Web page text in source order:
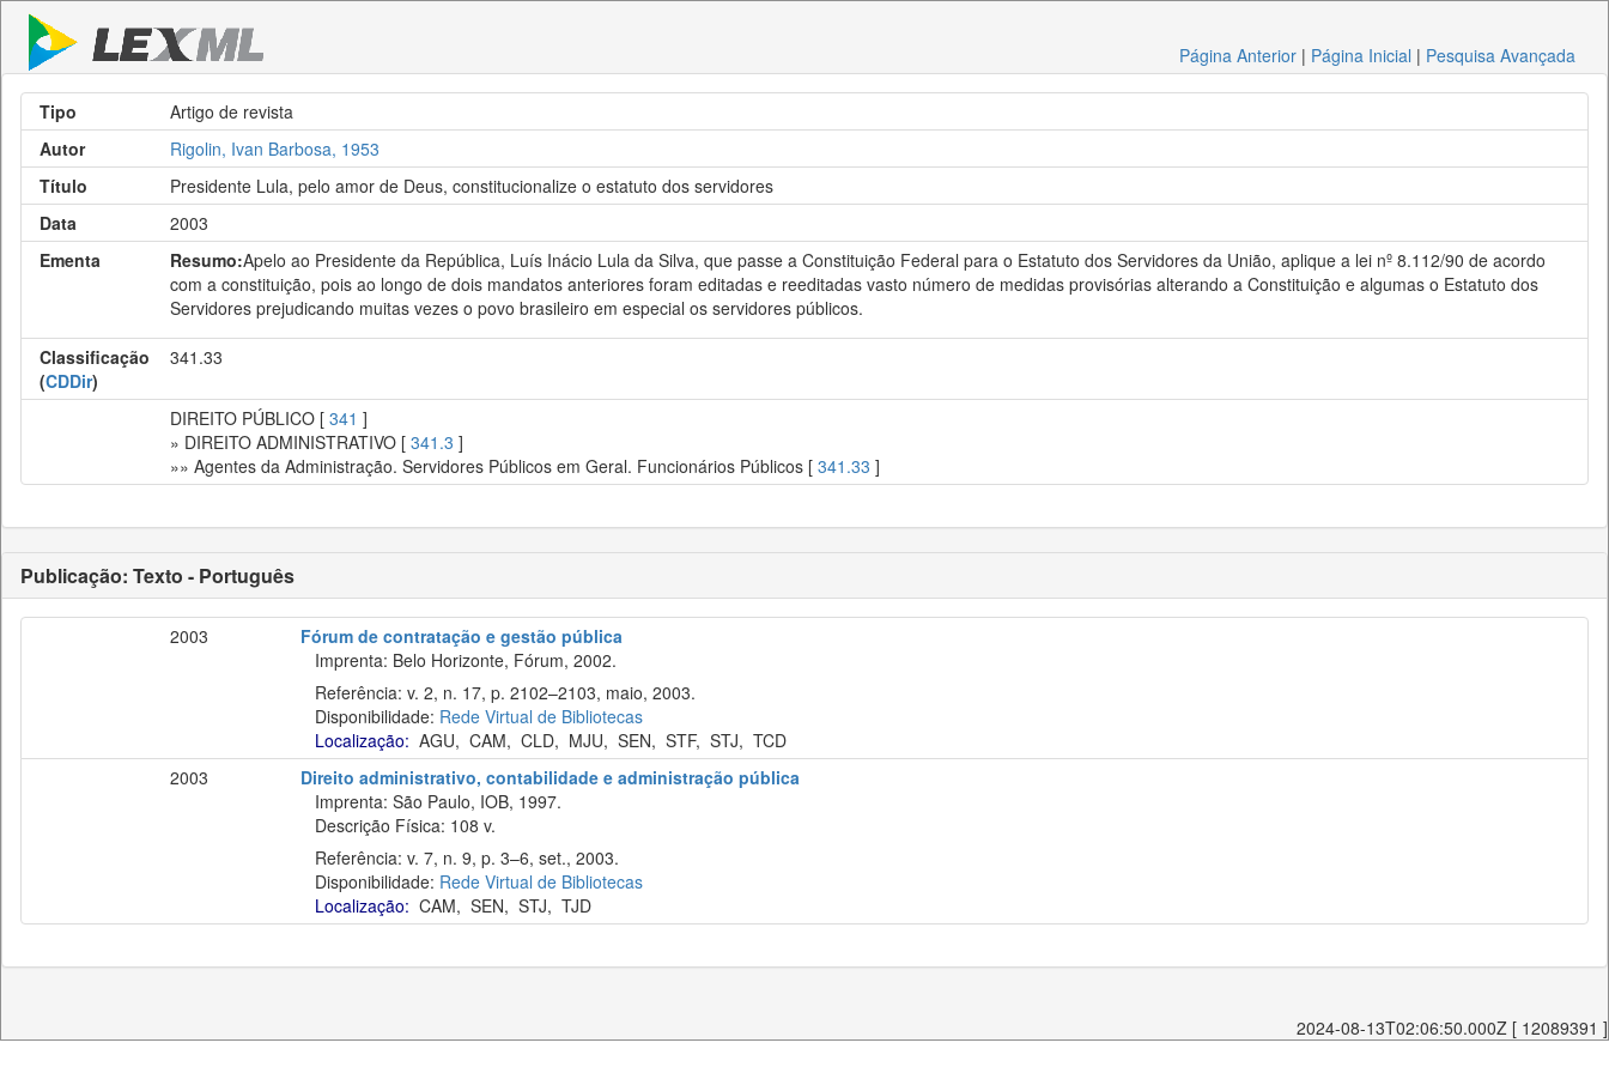
Página Anterior | Página Inicial | Pesquisa Avançada
Tipo
Artigo de revista
Autor
Rigolin, Ivan Barbosa, 1953
Título
Presidente Lula, pelo amor de Deus, constitucionalize o estatuto dos servidores
Data
2003
Ementa
Resumo:Apelo ao Presidente da República, Luís Inácio Lula da Silva, que passe a Constituição Federal para o Estatuto dos Servidores da União, aplique a lei nº 8.112/90 de acordo
com a constituição, pois ao longo de dois mandatos anteriores foram editadas e reeditadas vasto número de medidas provisórias alterando a Constituição e algumas o Estatuto dos
Servidores prejudicando muitas vezes o povo brasileiro em especial os servidores públicos.
Classificação
(CDDir)
341.33
DIREITO PÚBLICO [ 341 ]
» DIREITO ADMINISTRATIVO [ 341.3 ]
»» Agentes da Administração. Servidores Públicos em Geral. Funcionários Públicos [ 341.33 ]
Publicação: Texto - Português
2003
Fórum de contratação e gestão pública
Imprenta: Belo Horizonte, Fórum, 2002.
Referência: v. 2, n. 17, p. 2102–2103, maio, 2003.
Disponibilidade: Rede Virtual de Bibliotecas
Localização: AGU, CAM, CLD, MJU, SEN, STF, STJ, TCD
2003
Direito administrativo, contabilidade e administração pública
Imprenta: São Paulo, IOB, 1997.
Descrição Física: 108 v.
Referência: v. 7, n. 9, p. 3–6, set., 2003.
Disponibilidade: Rede Virtual de Bibliotecas
Localização: CAM, SEN, STJ, TJD
2024-08-13T02:06:50.000Z [ 12089391 ]